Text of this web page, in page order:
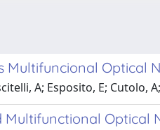
Multifuncional Optical
A; Esposito, E; Cutolo,
Multifunctional Optical